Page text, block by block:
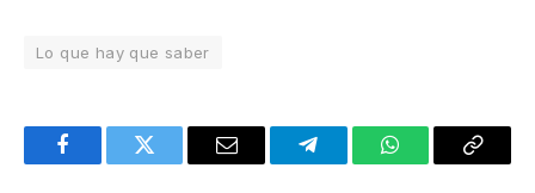
Lo que hay que saber
FacebookTwitter Email TelegramWhatsAppCopy